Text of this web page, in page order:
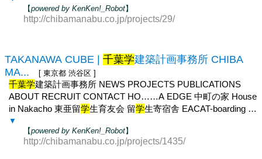
【powered by KenKen!_Robot】
http://chibamanabu.co.jp/projects/29/
TAKANAWA CUBE | 千葉学建築計画事務所 CHIBA
MA...
[ 東京都 渋谷区 ]
千葉学建築計画事務所 NEWS PROJECTS PUBLICATIONS
ABOUT RECRUIT CONTACT HO……A EDGE 中町の家 House
in Nakacho 東亜留学生育友会 留学生寄宿舎 EACAT-boarding …
▼
【powered by KenKen!_Robot】
http://chibamanabu.co.jp/projects/1435/